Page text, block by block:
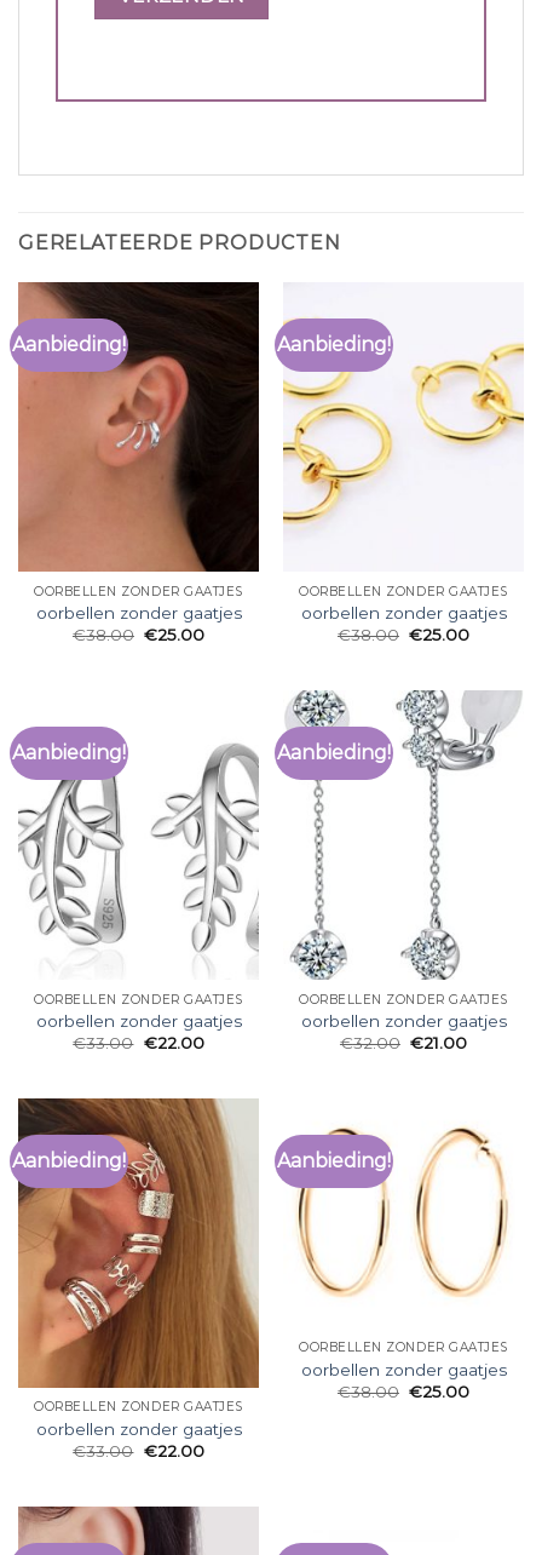
GERELATEERDE PRODUCTEN
Aanbieding!
OORBELLEN ZONDER GAATJES
oorbellen zonder gaatjes
€38.00 €25.00
Aanbieding!
OORBELLEN ZONDER GAATJES
oorbellen zonder gaatjes
€38.00 €25.00
Aanbieding!
OORBELLEN ZONDER GAATJES
oorbellen zonder gaatjes
€33.00 €22.00
Aanbieding!
OORBELLEN ZONDER GAATJES
oorbellen zonder gaatjes
€32.00 €21.00
Aanbieding!
OORBELLEN ZONDER GAATJES
oorbellen zonder gaatjes
€33.00 €22.00
Aanbieding!
OORBELLEN ZONDER GAATJES
oorbellen zonder gaatjes
€38.00 €25.00